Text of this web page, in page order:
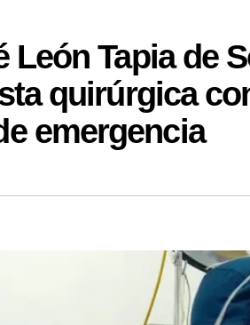
León Tapia de
quirúrgica
emergencia